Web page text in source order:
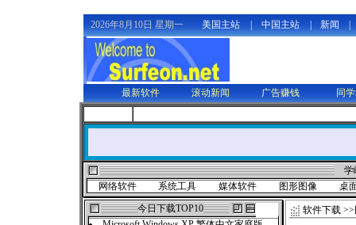
2026年8月10日 星期一 美国主站 中国主站 新闻
最新软件 滚动新闻 广告赚钱 同
学
网络软件
系统工具 媒体软件 图形图像
桌
今日下载TOP10
软件下载 >>